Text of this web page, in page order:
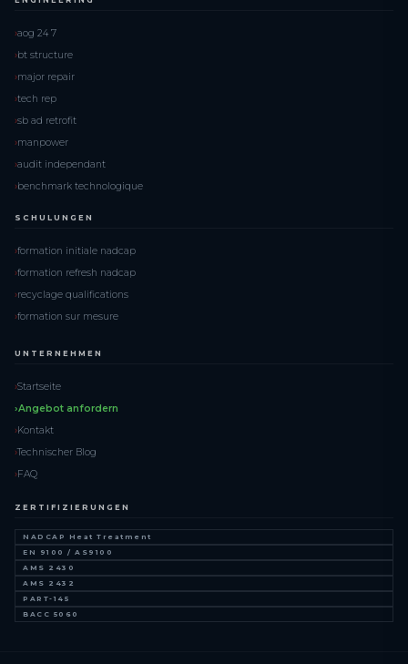
aog 24 7
bt structure
major repair
tech rep
sb ad retrofit
manpower
audit independant
benchmark technologique
SCHULUNGEN
formation initiale nadcap
formation refresh nadcap
recyclage qualifications
formation sur mesure
UNTERNEHMEN
Startseite
Angebot anfordern
Kontakt
Technischer Blog
FAQ
ZERTIFIZIERUNGEN
NADCAP Heat Treatment
EN 9100 / AS9100
AMS 2430
AMS 2432
PART-145
BACC 5060